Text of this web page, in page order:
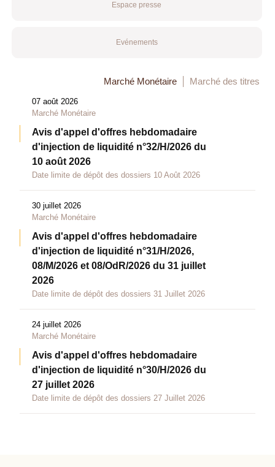
Espace presse
Evénements
Marché Monétaire Marché des titres
07 août 2026
Marché Monétaire
Avis d'appel d'offres hebdomadaire
d'injection de liquidité n°32/H/2026 du
10 août 2026
Date limite de dépôt des dossiers 10 Août 2026
30 juillet 2026
Marché Monétaire
Avis d'appel d'offres hebdomadaire
d'injection de liquidité n°31/H/2026,
08/M/2026 et 08/OdR/2026 du 31 juillet
2026
Date limite de dépôt des dossiers 31 Juillet 2026
24 juillet 2026
Marché Monétaire
Avis d'appel d'offres hebdomadaire
d'injection de liquidité n°30/H/2026 du
27 juillet 2026
Date limite de dépôt des dossiers 27 Juillet 2026